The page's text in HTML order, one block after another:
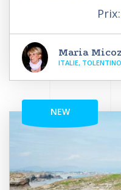
Prix:
Maria
ITALIE, TOLENTINO
NEW